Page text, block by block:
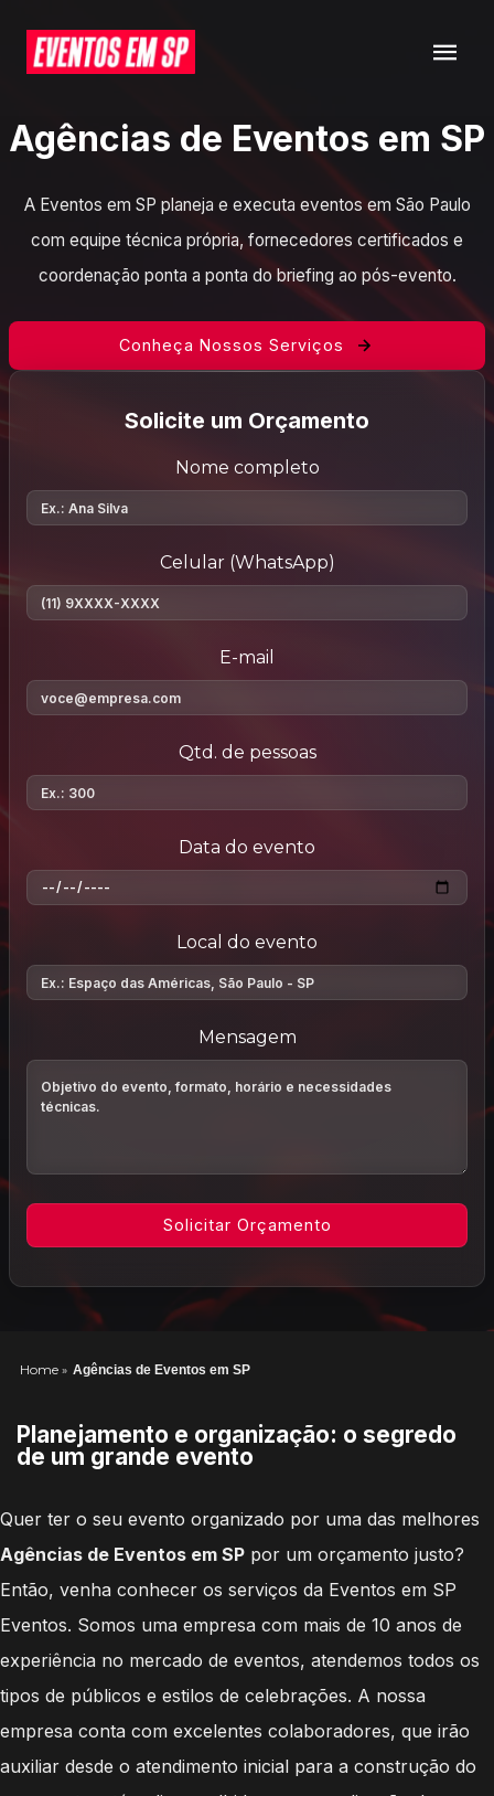
Agências de Eventos em SP
A Eventos em SP planeja e executa eventos em São Paulo
com equipe técnica própria, fornecedores certificados e
coordenação ponta a ponta do briefing ao pós-evento.
Conheça Nossos Serviços
Solicite um Orçamento
Nome completo
Celular (WhatsApp)
E-mail
Qtd. de pessoas
Data do evento
Local do evento
Mensagem
Home » Agências de Eventos em SP
Planejamento e organização: o segredo
de um grande evento
Quer ter o seu evento organizado por uma das melhores
Agências de Eventos em SP por um orçamento justo?
Então, venha conhecer os serviços da Eventos em SP
Eventos. Somos uma empresa com mais de 10 anos de
experiência no mercado de eventos, atendemos todos os
tipos de públicos e estilos de celebrações. A nossa
empresa conta com excelentes colaboradores, que irão
auxiliar desde o atendimento inicial para a construção do